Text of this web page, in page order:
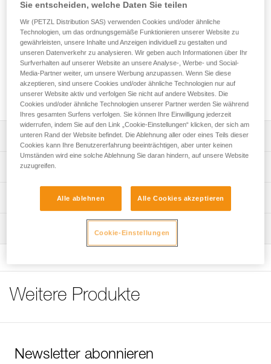
ADAM
Petzl Herren -T-Shirt aus Baumwolle.
Petzl Herren-T-Shirt aus OEKO-TEX® zertifizierter
Baumwolle.
Leistungsverzeichnis
Weiches, gesundheitlich unbedenkliches Material:
weich und waschbeständig.
- Zertifiziert nach dem OEKO-TEX® Standard 100: Das
Material wurde nach strengen Vorgaben hergestellt, die
eine Behandlung mit gesundheitsschädlichen chemischen
Substanzen ausschließen.
Technische Spezifikationen
Zugrundeliegende Spezifikationen
Referenz : T001AA00
Farbe(n) : Schwarz
Brustumfang : 94 cm
Verpackung : 1
Farbe(n) : Schwarz
Brustumfang : 100 cm
Länge : 70 cm
Technische Informationen
Weitere Produkte
Newsletter abonnieren
Sie entscheiden, welche Daten Sie teilen
Wir (PETZL Distribution SAS) verwenden Cookies und/oder ähnliche
Technologien, um das ordnungsgemäße Funktionieren unserer Website zu
gewährleisten, unsere Inhalte und Anzeigen individuell zu gestalten und
unseren Datenverkehr zu analysieren. Wir geben auch Informationen über Ihr
Surfverhalten auf unserer Website an unsere Analyse-, Werbe- und Social-
Media-Partner weiter, um unsere Werbung anzupassen. Wenn Sie diese
akzeptieren, sind unsere Cookies und/oder ähnliche Technologien nur auf
unserer Website aktiv und verfolgen Sie nicht auf andere Websites. Die
Cookies und/oder ähnliche Technologien unserer Partner werden Sie während
Ihres gesamten Surfens verfolgen. Sie können Ihre Einwilligung jederzeit
widerrufen, indem Sie auf den Link „Cookie-Einstellungen“ klicken, der sich am
unteren Rand der Website befindet. Die Ablehnung aller oder eines Teils dieser
Cookies kann Ihre Benutzererfahrung beeinträchtigen, aber unter keinen
Umständen wird eine solche Ablehnung Sie daran hindern, auf unsere Website
zuzugreifen.
Alle ablehnen Alle Cookies akzeptieren
Cookie-Einstellungen